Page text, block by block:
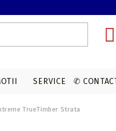
SERVICE ✆
TrueTimber Strata